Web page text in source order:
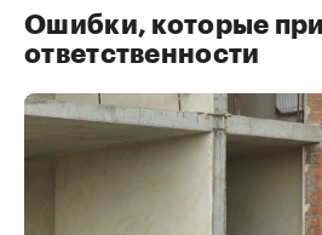
Ошибки, которые
ответственности